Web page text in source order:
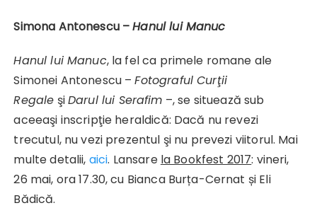
Simona Antonescu –Hanul lui Manuc
Hanul lui Manuc, la fel ca primele romane ale
Simonei Antonescu –Fotograful Curţii
Regale şiDarul lui Serafim –, se situează sub
aceeaşi inscripţie heraldică: Dacă nu revezi
trecutul, nu vezi prezentul şi nu prevezi viitorul. Mai
multe detalii, aici. Lansare la Bookfest 2017: vineri,
26 mai, ora 17.30, cu Bianca Burța-Cernat și Eli
Bădică.